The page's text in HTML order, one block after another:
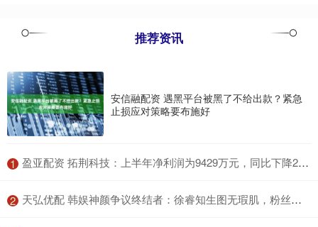
推荐资讯
安信融配资 遇黑平台被黑了不给出款？紧急
止损应对策略要布施好
1 ​盈亚配资 拓荆科技：上半年净利润为9429万元，同比下降26.96%
2 ​天弘优配 韩娱神颜争议终结者：徐睿知生图无瑕肌，粉丝呼自带美颜_YeaJi_高文英_卢秀英